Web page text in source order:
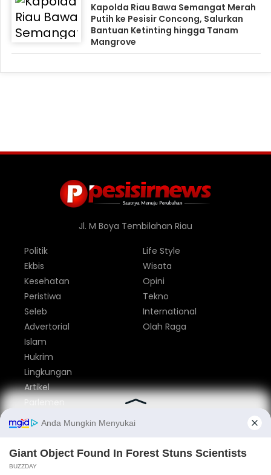
Kapolda Riau Bawa Semangat Merah
Putih ke Pesisir Concong, Salurkan
Bantuan Ketinting hingga Tanam
Mangrove
Jl. M Boya Tembilahan Riau
Politik
Ekbis
Kesehatan
Peristiwa
Seleb
Advertorial
Life Style
Wisata
Opini
Tekno
International
Olah Raga
Islam
Hukrim
Lingkungan
Artikel
Parlemen
Nasional
Tentang Kami